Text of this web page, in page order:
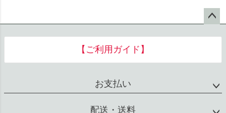
ジト
お支払い
配送・送料
返品・交換